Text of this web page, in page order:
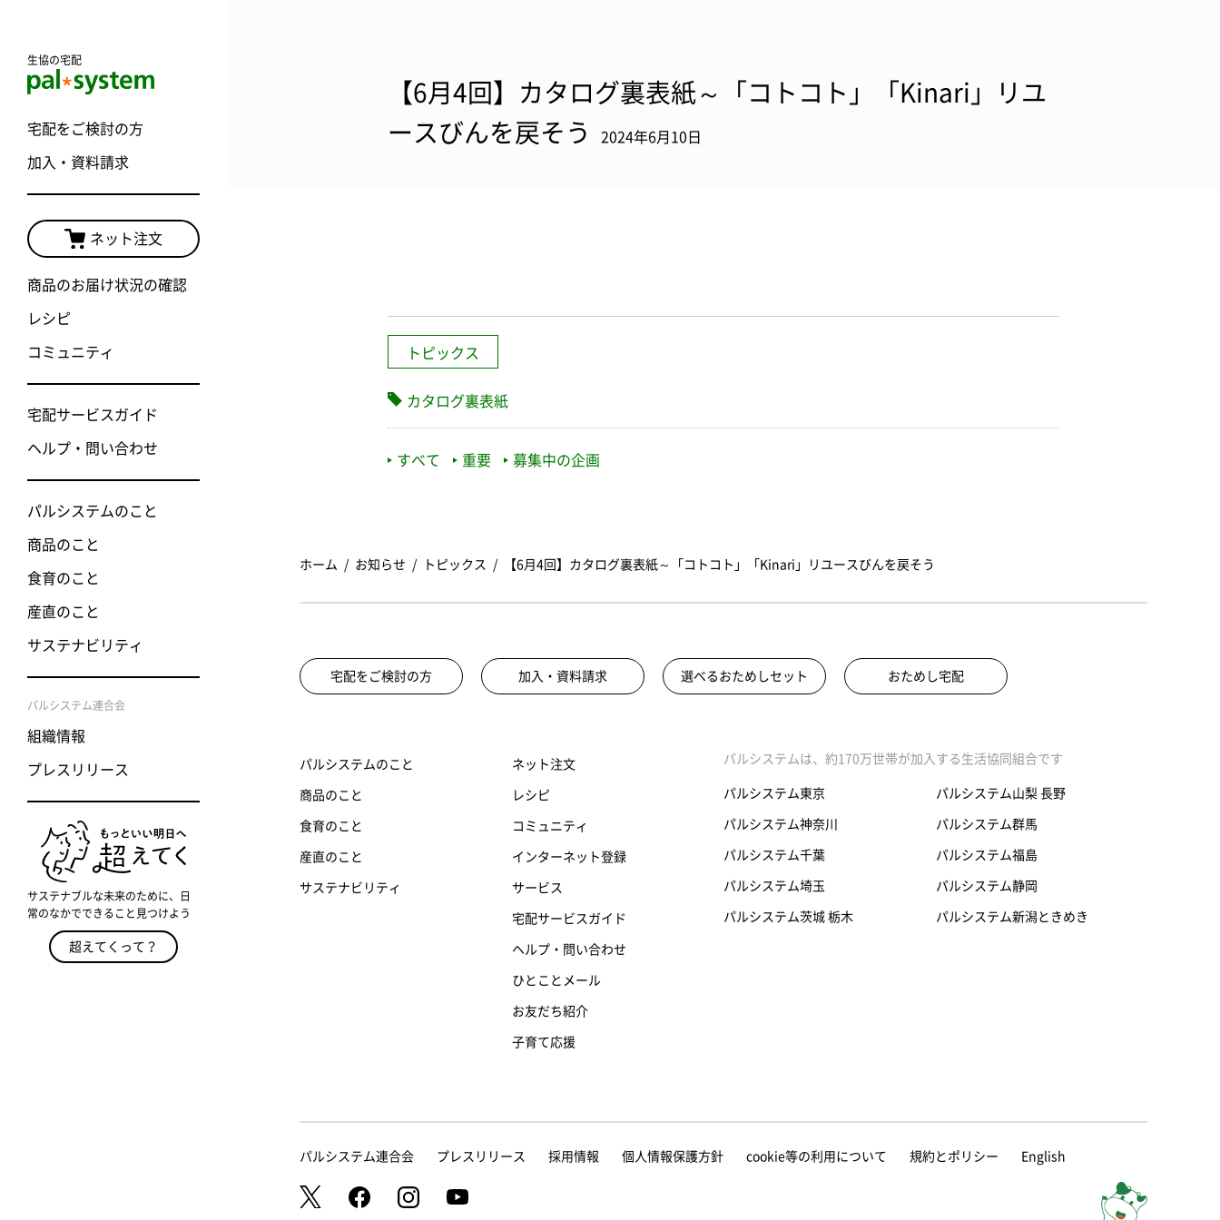
生協の宅配
宅配をご検討の方
加入・資料請求
ネット注文
商品のお届け状況の確認
レシピ
コミュニティ
宅配サービスガイド
ヘルプ・問い合わせ
パルシステムのこと
商品のこと
食育のこと
産直のこと
サステナビリティ
パルシステム連合会
組織情報
プレスリリース
サステナブルな未来のために、日
常のなかでできること見つけよう
超えてくって？
【6月4回】カタログ裏表紙～「コトコト」「Kinari」リユ
ースびんを戻そう
2024年6月10日
トピックス
カタログ裏表紙
すべて 重要 募集中の企画
ホーム お知らせ トピックス 【6月4回】カタログ裏表紙～「コトコト」「Kinari」リユースびんを戻そう
宅配をご検討の方 加入・資料請求 選べるおためしセット おためし宅配
パルシステムのこと
商品のこと
食育のこと
産直のこと
サステナビリティ
ネット注文
レシピ
コミュニティ
インターネット登録
サービス
宅配サービスガイド
ヘルプ・問い合わせ
ひとことメール
お友だち紹介
子育て応援
パルシステムは、約170万世帯が加入する生活協同組合です
パルシステム東京
パルシステム神奈川
パルシステム千葉
パルシステム埼玉
パルシステム茨城 栃木
パルシステム山梨 長野
パルシステム群馬
パルシステム福島
パルシステム静岡
パルシステム新潟ときめき
パルシステム連合会 プレスリリース 採用情報 個人情報保護方針 cookie等の利用について 規約とポリシー English